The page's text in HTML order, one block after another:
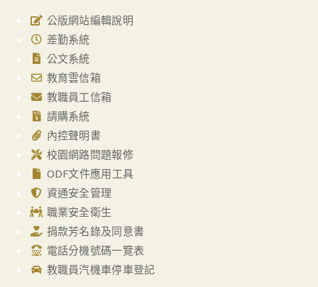
公版網站編輯說明
差勤系統
公文系統
教育雲信箱
教職員工信箱
請購系統
內控聲明書
校園網路問題報修
ODF文件應用工具
資通安全管理
職業安全衛生
捐款芳名錄及同意書
電話分機號碼一覽表
教職員汽機車停車登記